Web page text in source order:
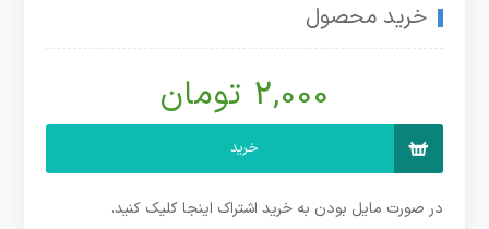
خرید محصول
2,000 تومان
خرید
در صورت مایل بودن به خرید اشتراک اینجا کلیک کنید.